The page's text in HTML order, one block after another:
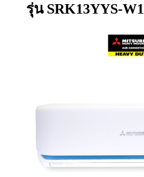
รุ่น SRK13YYS-W1